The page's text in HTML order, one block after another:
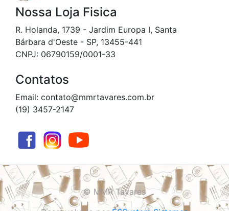
Nossa Loja Fisica
R. Holanda, 1739 - Jardim Europa I, Santa
Bárbara d'Oeste - SP, 13455-441
CNPJ: 06790159/0001-33
Contatos
Email: contato@mmrtavares.com.br
(19) 3457-2147
© MMR Tavares